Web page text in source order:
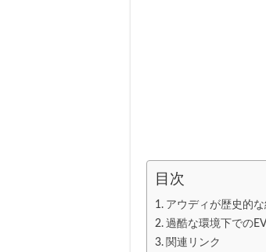
目次
アウディが歴史的
過酷な環境下での
関連リンク